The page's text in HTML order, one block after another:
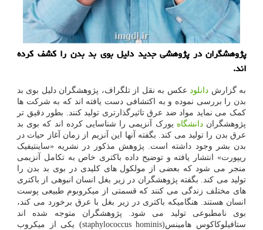
پژوهشگران در پژوهشی جدید دلیل بوی بد بدن را كشف كرده
اند.
به گزارش دانلودعکس به نقل از تلگراف، پژوهشگران دلیل بوی بد
بدن را بررسی نموده و به اکتشافی دست یافته اند که به شرکت ها
کمک می نماید مواد ضد عرق تاثیرگذارتری تولید کنند. بطور دقیق تر
پژوهشگراندانشگاه یورک آنزیمی را شناسایی کرده اند که بوی بد
عرق بدن را تولید می کند. بگفته آنها این آنزیم از زمان آغاز حیات در
بدن بشر وجود داشته است. پژوهش مذکور در نشریه «ساینتیفیک
ریپورت» انتشار یافته و توضیح داده باکتری خاص به تکامل آنزیمی
منجر می شود که بعضی از مولکول های کلیدی در بوی بد بدن را
تولید می کند. بگفته پژوهشگران در زیر بغل انسان انبوهی از باکتری
های مختلف زندگی می کنند که قسمتی از میکروبوم طبیعی پوست
انسان هستند. هنگامیکه باکتری در زیر بغل با عرق برخورد می کند،
بوی نامطبوعی تولید می شود. پژوهشگران متوجه شده اند
ستافیلوکاکوس هامینس(staphylococcus hominis) یکی از میکروب